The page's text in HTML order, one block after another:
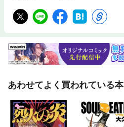
あわせてよく買われている本